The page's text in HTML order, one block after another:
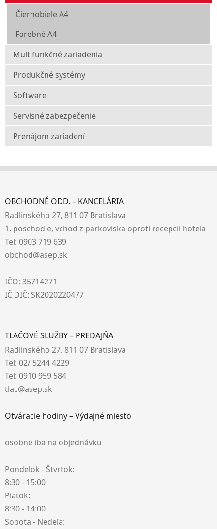
Čiernobiele A4
Farebné A4
Multifunkčné zariadenia
Produkčné systémy
Software
Servisné zabezpečenie
Prenájom zariadení
OBCHODNÉ ODD. – KANCELÁRIA
Radlinského 27, 811 07 Bratislava
1. poschodie, vchod z parkoviska oproti recepcii hotela
Tel: 0903 719 639
obchod@asep.sk
IČO: 35714271
IČ DIČ: SK2020220477
TLAČOVÉ SLUŽBY – PREDAJŇA
Radlinského 27, 811 07 Bratislava
Tel: 02/ 5244 4229
Tel: 0910 959 584
tlac@asep.sk
Otváracie hodiny – Výdajné miesto
osobne iba na objednávku
Pondelok - Štvrtok:
8:30 - 15:00
Piatok:
8:30 - 14:00
Sobota - Nedeľa: